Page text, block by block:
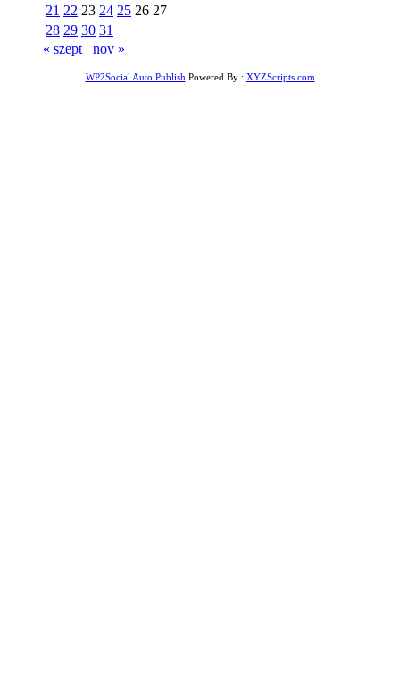
21 22 23 24 25 26 27
28 29 30 31
« szept
nov »
WP2Social Auto Publish Powered By : XYZScripts.com